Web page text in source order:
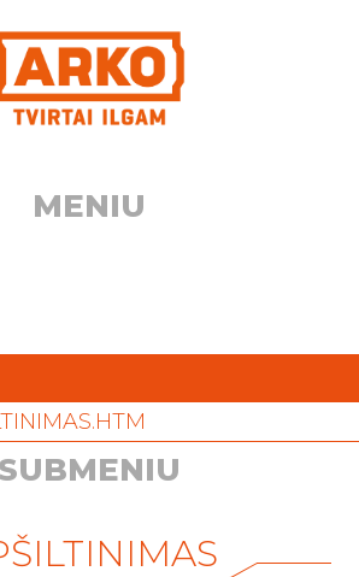
MENIU
SUBMENIU